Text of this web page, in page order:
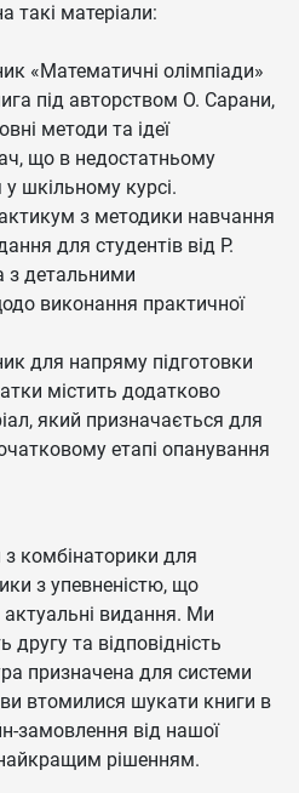
такі матеріали:
«Математичні олімпіади»
під авторством О. Сарани,
методи та ідеї
що в недостатньому
шкільному курсі.
з методики навчання
для студентів від Р.
з детальними
виконання практичної
для напряму підготовки
містить додатково
який призначається для
етапі опанування
комбінаторики для
з упевненістю, що
актуальні видання. Ми
та відповідність
призначена для системи
втомилися шукати книги в
замовлення від нашої
рішенням.